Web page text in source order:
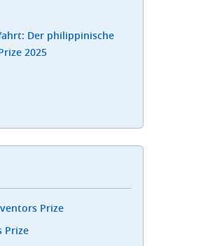
Der philippinische
2025
Prize
Prize